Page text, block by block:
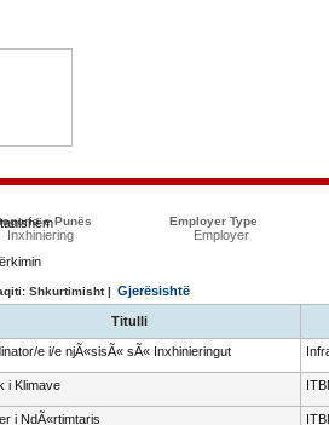
e Punës
Inxhiniering
Employer Type
Employer
Shkurtimisht | Gjerësishtë
Titulli
e i/e njÃ«sisÃ« sÃ« Inxhinieringut
i Klimave
i NdÃ«rtimtaris